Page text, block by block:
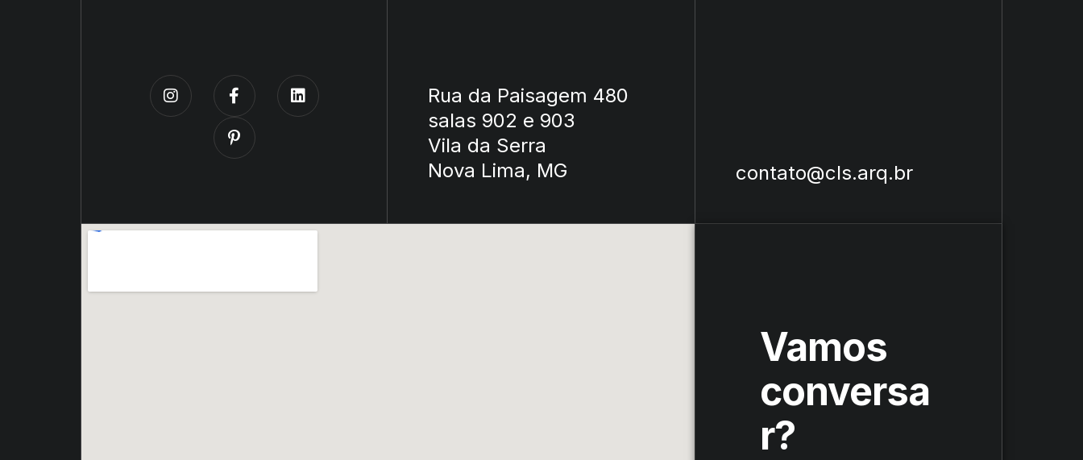
Rua da Paisagem 480
salas 902 e 903
Vila da Serra
Nova Lima, MG
contato@cls.arq.br
Vamos
conversa
r?